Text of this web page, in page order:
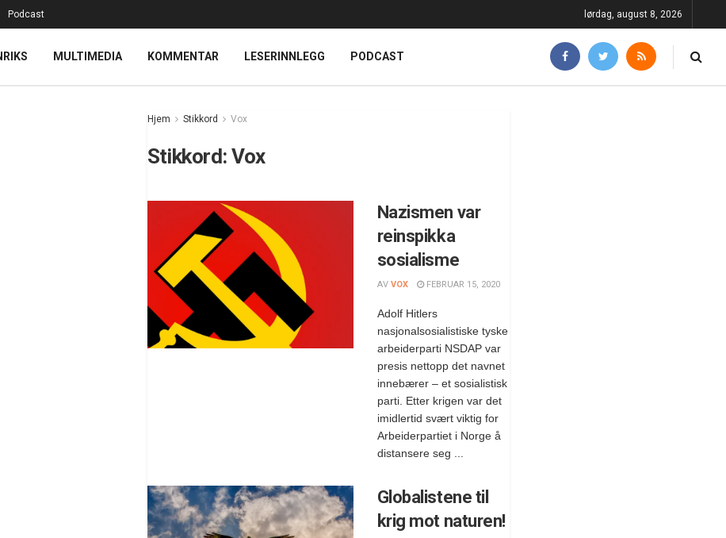
Podcast lørdag, august 8, 2026
MULTIMEDIA KOMMENTAR LESERINNLEGG PODCAST
Hjem Stikkord Vox
Stikkord:Vox
Nazismen var
reinspikka
sosialisme
AV VOX FEBRUAR 15, 2020
Adolf Hitlers
nasjonalsosialistiske tyske
arbeiderparti NSDAP var
presis nettopp det navnet
innebærer – et sosialistisk
parti. Etter krigen var det
imidlertid svært viktig for
Arbeiderpartiet i Norge å
distansere seg ...
Globalistene til
krig mot naturen!